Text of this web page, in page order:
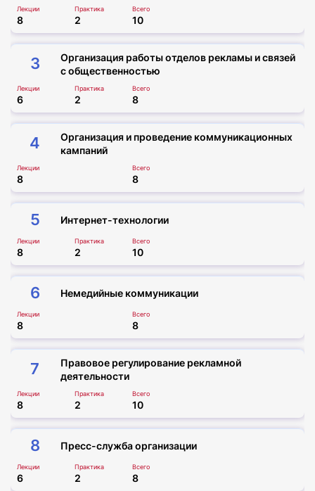
Лекции
8
Практика
2
Всего
10
3
Организация работы отделов рекламы и связей
с общественностью
Лекции
6
Практика
2
Всего
8
4
Организация и проведение коммуникационных
кампаний
Лекции
8
Всего
8
5 Интернет-технологии
Лекции
8
Практика
2
Всего
10
6 Немедийные коммуникации
Лекции
8
Всего
8
7
Правовое регулирование рекламной
деятельности
Лекции
8
Практика
2
Всего
10
8 Пресс-служба организации
Лекции
6
Практика
2
Всего
8